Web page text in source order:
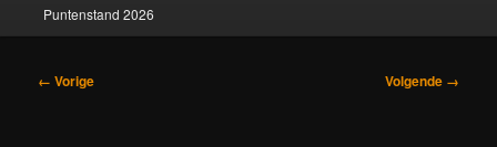
Puntenstand 2026
Afbeeldingsnavigatie
← Vorige Volgende →